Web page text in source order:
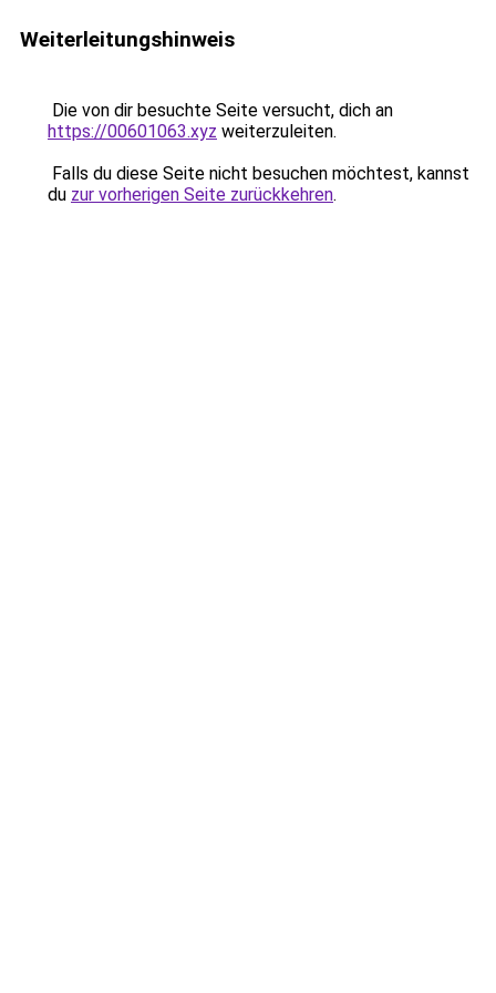
Weiterleitungshinweis
Die von dir besuchte Seite versucht, dich an
https://00601063.xyz weiterzuleiten.
Falls du diese Seite nicht besuchen möchtest, kannst
du zur vorherigen Seite zurückkehren.